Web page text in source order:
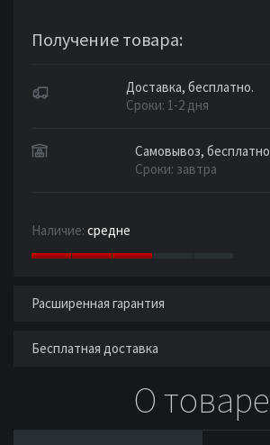
Получение товара:
Доставка, бесплатно.
Сроки: 1-2 дня
Самовывоз, бесплатно
Сроки: завтра
Наличие: средне
Расширенная гарантия
Бесплатная доставка
О товаре